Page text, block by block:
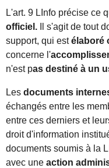
L'art. 9 LInfo précise ce
officiel.
Il s'agit de tout
support, qui estélaboré
concerne l'
n'est pas destiné à un
Les documents
échangés entre les
entre ces derniers et
droit d'information
documents soumis à la
avec une action